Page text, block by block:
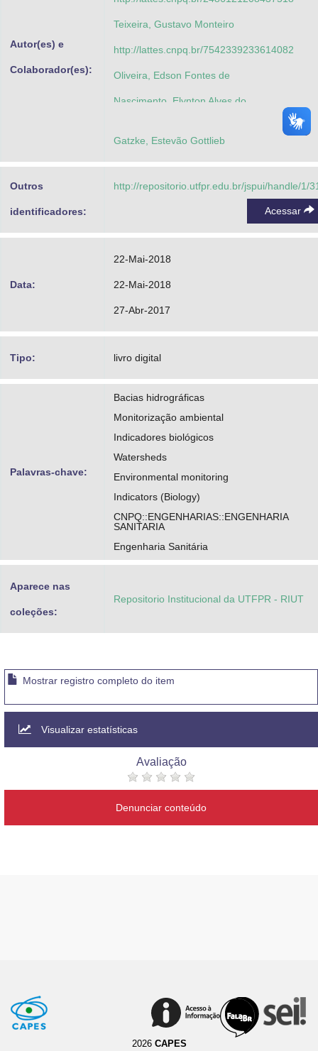
Autor(es) e
Colaborador(es):
Teixeira, Gustavo Monteiro
http://lattes.cnpq.br/7542339233614082
Oliveira, Edson Fontes de
Nascimento, Elynton Alves do
Gatzke, Estevão Gottlieb
Outros
identificadores:
http://repositorio.utfpr.edu.br/jspui/handle/1/
Acessar
Data:
22-Mai-2018
22-Mai-2018
27-Abr-2017
Tipo: livro digital
Palavras-chave:
Bacias hidrográficas
Monitorização ambiental
Indicadores biológicos
Watersheds
Environmental monitoring
Indicators (Biology)
CNPQ::ENGENHARIAS::ENGENHARIA
SANITARIA
Engenharia Sanitária
Aparece nas
coleções:
Repositorio Institucional da UTFPR - RIUT
Mostrar registro completo do item
Visualizar estatísticas
Avaliação
Denunciar conteúdo
2026 CAPES